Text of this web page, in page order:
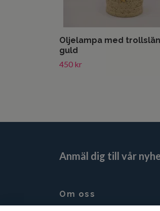
Oljelampa med
guld
450 kr
Anmäl dig till vår
Om oss